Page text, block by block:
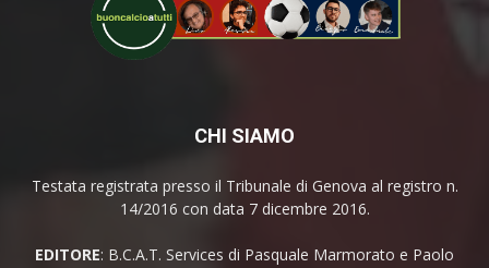
CHI SIAMO
Testata registrata presso il Tribunale di Genova al registro n.
14/2016 con data 7 dicembre 2016.
EDITORE: B.C.A.T. Services di Pasquale Marmorato e Paolo